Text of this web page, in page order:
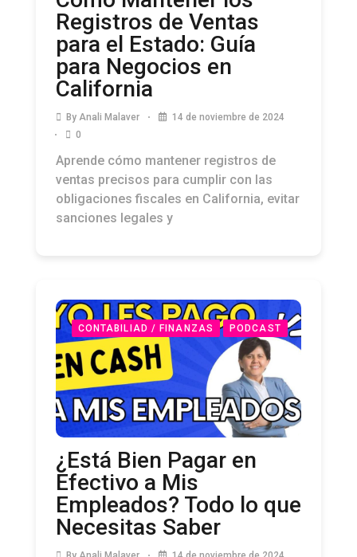
Cómo Mantener los
Registros de Ventas
para el Estado: Guía
para Negocios en
California
ByAnali Malaver
Aprende cómo mantener registros de
ventas precisos para cumplir con las
obligaciones fiscales en California, evitar
CONTABILIAD / FINANZAS PODCAST
¿Está Bien Pagar en
Efectivo a Mis
Empleados? Todo lo que
Necesitas Saber